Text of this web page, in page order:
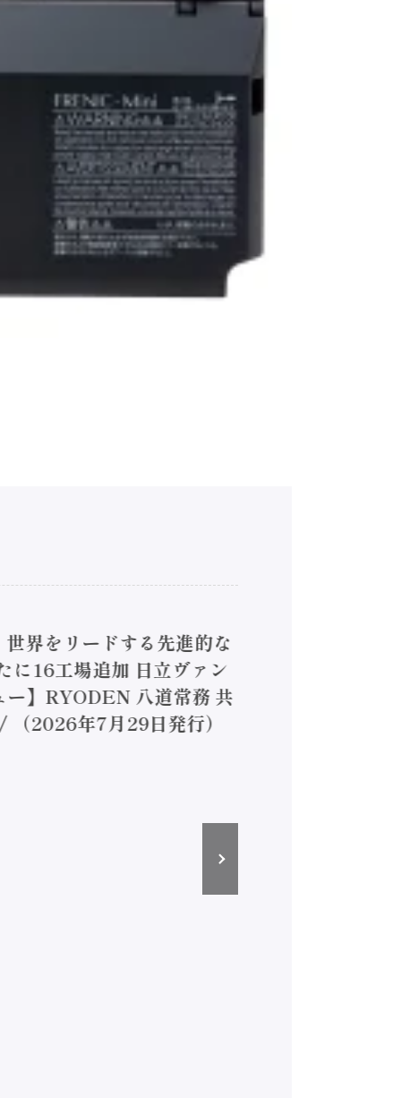
界をリードする先進的な
16工場追加 日立ヴァン
】RYODEN 八道常務 共
2026年7月29日発行）